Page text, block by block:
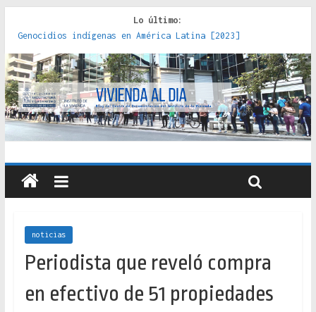
Lo último:
Genocidios indígenas en América Latina [2023]
Estudios sobre la espacialización de los Estados :
políticas, prácticas y representaciones [2022]
Donde el pedernal choca con el acero : hacia una teoría
crítica de las fronteras latinoamericanas [2020]
Criterios técnicos para una vivienda adecuada [2019]
Red de consultorios de la Caja del Seguro Obrero en
Santiago : un patrimonio emblemático [2014]
noticias
Periodista que reveló compra
en efectivo de 51 propiedades